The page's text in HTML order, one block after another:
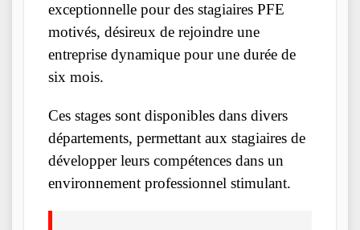
exceptionnelle pour des stagiaires PFE
motivés, désireux de rejoindre une
entreprise dynamique pour une durée de
six mois.
Ces stages sont disponibles dans divers
départements, permettant aux stagiaires de
développer leurs compétences dans un
environnement professionnel stimulant.